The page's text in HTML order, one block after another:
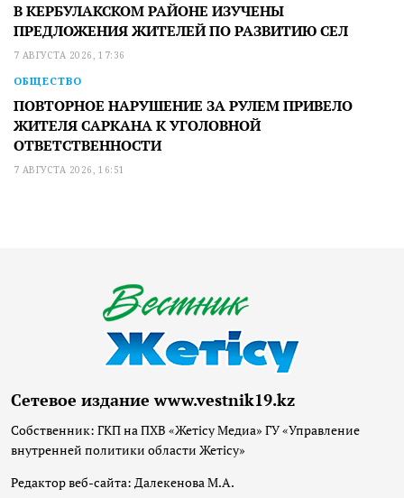
В КЕРБУЛАКСКОМ РАЙОНЕ ИЗУЧЕНЫ
ПРЕДЛОЖЕНИЯ ЖИТЕЛЕЙ ПО РАЗВИТИЮ СЕЛ
7 АВГУСТА 2026, 17:36
ОБЩЕСТВО
ПОВТОРНОЕ НАРУШЕНИЕ ЗА РУЛЕМ ПРИВЕЛО
ЖИТЕЛЯ САРКАНА К УГОЛОВНОЙ
ОТВЕТСТВЕННОСТИ
7 АВГУСТА 2026, 16:51
Сетевое издание www.vestnik19.kz
Собственник: ГКП на ПХВ «Жетісу Медиа» ГУ «Управление
внутренней политики области Жетісу»
Редактор веб-сайта: Далекенова М.А.